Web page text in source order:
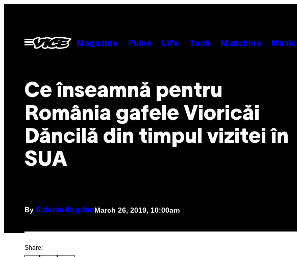
contentOpen
Menu
Magazine Pulse Life Tech Munchies Music
Ce înseamnă pentru
România gafele Vioricăi
Dăncilă din timpul vizitei în
SUA
By Sidonia BogdanMarch 26, 2019, 10:00am
Share: